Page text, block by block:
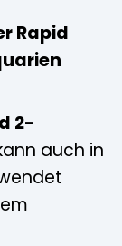
Rapid
2-
auch in